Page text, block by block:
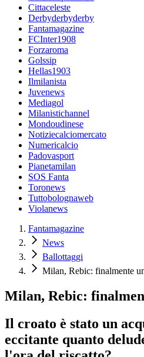
Cittaceleste
Derbyderbyderby
Fantamagazine
FCInter1908
Forzaroma
Golssip
Hellas1903
Ilmilanista
Juvenews
Mediagol
Milanistichannel
Mondoudinese
Notiziecalciomercato
Numericalcio
Padovasport
Pianetamilan
SOS Fanta
Toronews
Tuttobolognaweb
Violanews
Fantamagazine
News
Ballottaggi
Milan, Rebic: finalmente
Milan, Rebic:
Il croato è stato un
eccitante quanto